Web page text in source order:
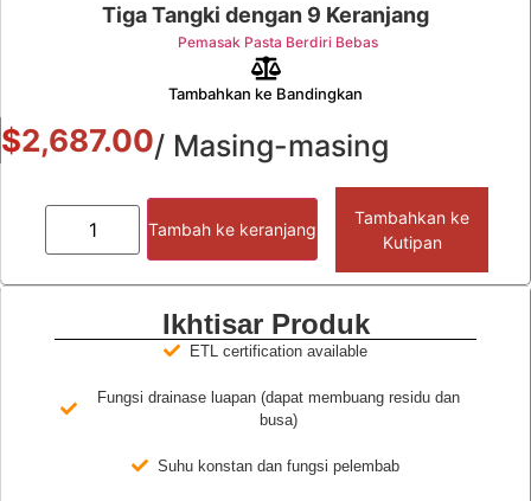
Tiga Tangki dengan 9 Keranjang
Pemasak Pasta Berdiri Bebas
Tambahkan ke Bandingkan
$2,687.00/ Masing-masing
Tambah ke keranjang
Tambahkan ke
Kutipan
Ikhtisar Produk
ETL certification available
Fungsi drainase luapan (dapat membuang residu dan
busa)
Suhu konstan dan fungsi pelembab